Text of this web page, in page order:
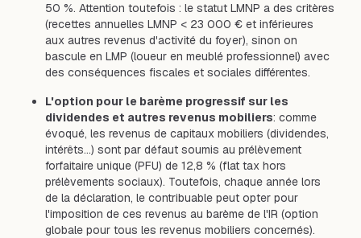
50 %. Attention toutefois : le statut LMNP a des critères
(recettes annuelles LMNP < 23 000 € et inférieures
aux autres revenus d'activité du foyer), sinon on
bascule en LMP (loueur en meublé professionnel) avec
des conséquences fiscales et sociales différentes.
L'option pour le barème progressif sur les
dividendes et autres revenus mobiliers: comme
évoqué, les revenus de capitaux mobiliers (dividendes,
intérêts…) sont par défaut soumis au prélèvement
forfaitaire unique (PFU) de 12,8 % (flat tax hors
prélèvements sociaux). Toutefois, chaque année lors
de la déclaration, le contribuable peut opter pour
l'imposition de ces revenus au barème de l'IR (option
globale pour tous les revenus mobiliers concernés).